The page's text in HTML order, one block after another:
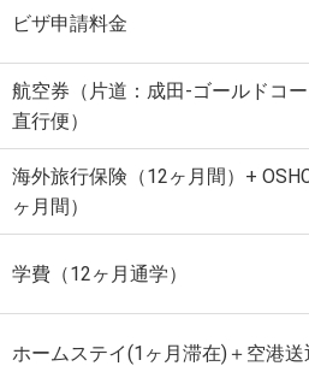
ビザ申請料金
航空券（片道：成田-ゴールドコー
直行便）
海外旅行保険（12ヶ月間）+
ヶ月間）
学費（12ヶ月通学）
ホームステイ(1ヶ月滞在)＋空港送